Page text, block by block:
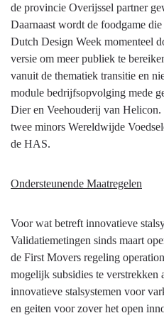
de provincie Overijssel partner
Daarnaast wordt de foodgame
Dutch Design Week momenteel
versie om meer publiek te
vanuit de thematiek transitie en
module bedrijfsopvolging mede
Dier en Veehouderij van Helicon.
twee minors Wereldwijde
de HAS.
Ondersteunende Maatregelen
Voor wat betreft innovatieve
Validatiemetingen sinds maart
de First Movers regeling
mogelijk subsidies te verstrekken
innovatieve stalsystemen voor
en geiten voor zover het open